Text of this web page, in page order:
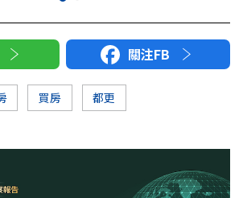
關注FB
買房 都更